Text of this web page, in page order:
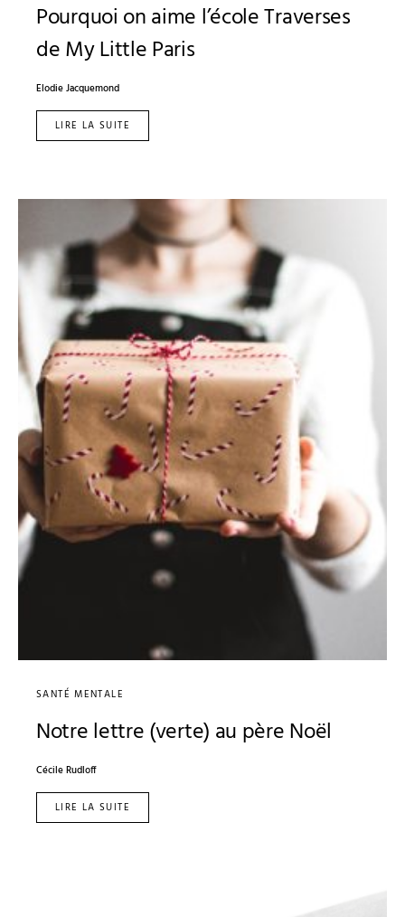
Pourquoi on aime l’école Traverses
de My Little Paris
Elodie Jacquemond
LIRE LA SUITE
SANTÉ MENTALE
Notre lettre (verte) au père Noël
Cécile Rudloff
LIRE LA SUITE